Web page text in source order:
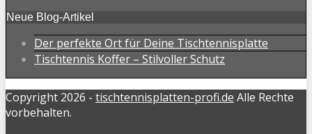
Neue Blog-Artikel
Der perfekte Ort für Deine Tischtennisplatte
Tischtennis Koffer – Stilvoller Schutz
Copyright 2026 - tischtennisplatten-profi.de Alle Rechte
vorbehalten.